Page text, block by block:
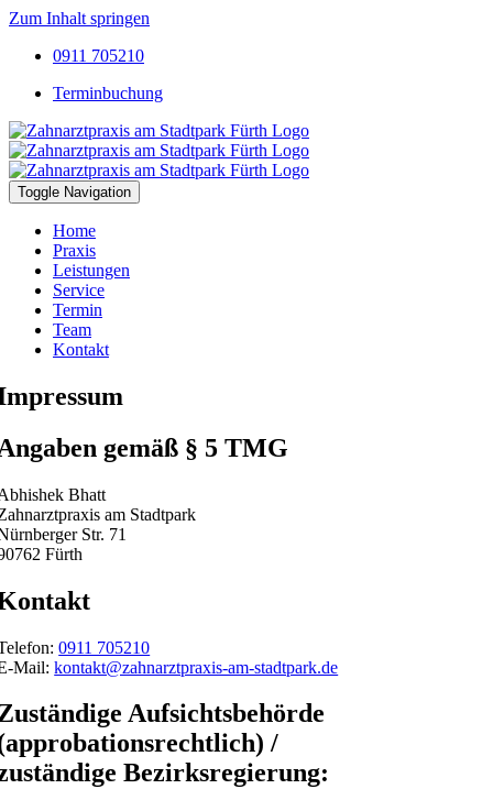
Zum Inhalt springen
0911 705210
Terminbuchung
Toggle Navigation
Home
Praxis
Leistungen
Service
Termin
Team
Kontakt
gemäß § 5 TMG
Bhatt
am Stadtpark
Str. 71
Fürth
0911 705210
Mail:kontakt@zahnarztpraxis-am-stadtpark.de
Aufsichtsbehörde
/
Bezirksregierung: